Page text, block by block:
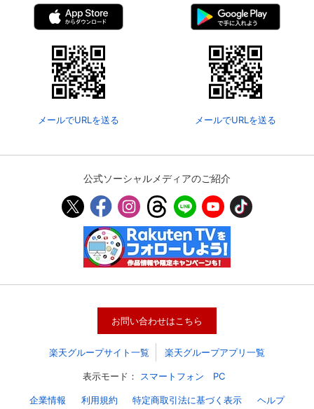
会員情報変更
基本情報、本人連絡先、パスワード 、クレ
ジットカード情報の変更が可能です。
決済方法変更 決済方法の変更が可能です。
メールでURLを送る メールでURLを送る
公式ソーシャルメディアのご紹介
お問い合わせはこちら
楽天グループサイト一覧 楽天グループアプリ一覧
表示モード： スマートフォン PC
企業情報 利用規約 特定商取引法に基づく表示 ヘルプ